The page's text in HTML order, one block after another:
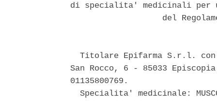
di specialita' medicinali per
del
Titolare Epifarma S.r.l.
San Rocco, 6 - 85033
01135800769.
Specialita' medicinale: